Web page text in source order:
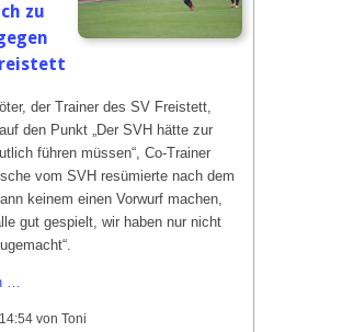
Haslach:
2:0
gegen
FV
Zell
zu
der Trainer des SV Freistett,
den Punkt „Der SVH hätte zur
führen müssen“, Co-Trainer
vom SVH resümierte nach dem
keinem einen Vorwurf machen,
gut gespielt, wir haben nur nicht
…
waren
von Toni